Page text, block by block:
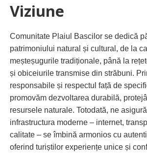
Viziune
Comunitate Plaiul Bascilor se dedică
patrimoniului natural și cultural, de la
meșteșugurile tradiționale, până la
și obiceiurile transmise din străbuni.
responsabile și respectul față de
promovăm dezvoltarea durabilă,
resursele naturale. Totodată, ne
infrastructura moderne – internet,
calitate – se îmbină armonios cu
oferind turiștilor experiențe unice și